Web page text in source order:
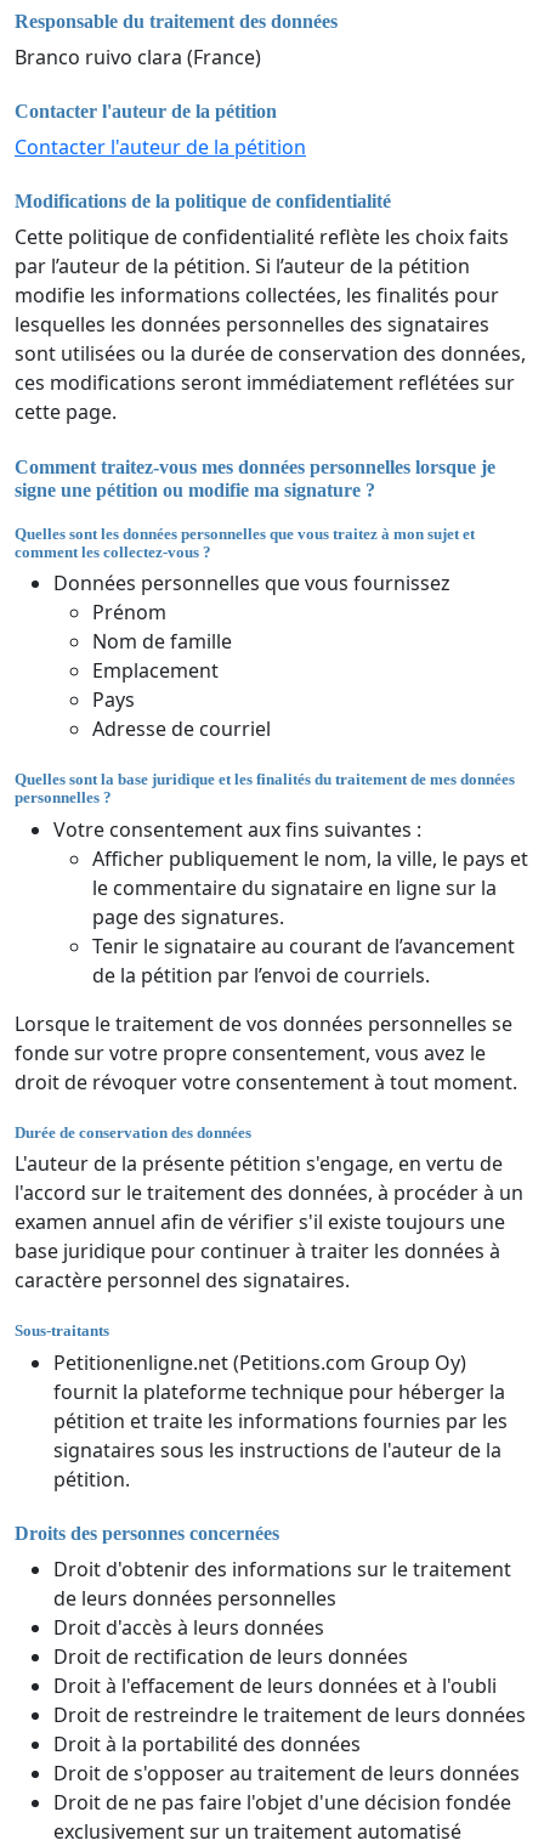
Responsable du traitement des données
Branco ruivo clara (France)
Contacter l'auteur de la pétition
Contacter l'auteur de la pétition
Modifications de la politique de confidentialité
Cette politique de confidentialité reflète les choix faits
par l’auteur de la pétition. Si l’auteur de la pétition
modifie les informations collectées, les finalités pour
lesquelles les données personnelles des signataires
sont utilisées ou la durée de conservation des données,
ces modifications seront immédiatement reflétées sur
cette page.
Comment traitez-vous mes données personnelles lorsque je
signe une pétition ou modifie ma signature ?
Quelles sont les données personnelles que vous traitez à mon sujet et
comment les collectez-vous ?
Données personnelles que vous fournissez
Prénom
Nom de famille
Emplacement
Pays
Adresse de courriel
Quelles sont la base juridique et les finalités du traitement de mes données
personnelles ?
Votre consentement aux fins suivantes :
Afficher publiquement le nom, la ville, le pays et
le commentaire du signataire en ligne sur la
page des signatures.
Tenir le signataire au courant de l’avancement
de la pétition par l’envoi de courriels.
Lorsque le traitement de vos données personnelles se
fonde sur votre propre consentement, vous avez le
droit de révoquer votre consentement à tout moment.
Durée de conservation des données
L'auteur de la présente pétition s'engage, en vertu de
l'accord sur le traitement des données, à procéder à un
examen annuel afin de vérifier s'il existe toujours une
base juridique pour continuer à traiter les données à
caractère personnel des signataires.
Sous-traitants
Petitionenligne.net (Petitions.com Group Oy)
fournit la plateforme technique pour héberger la
pétition et traite les informations fournies par les
signataires sous les instructions de l'auteur de la
pétition.
Droits des personnes concernées
Droit d'obtenir des informations sur le traitement
de leurs données personnelles
Droit d'accès à leurs données
Droit de rectification de leurs données
Droit à l'effacement de leurs données et à l'oubli
Droit de restreindre le traitement de leurs données
Droit à la portabilité des données
Droit de s'opposer au traitement de leurs données
Droit de ne pas faire l'objet d'une décision fondée
exclusivement sur un traitement automatisé